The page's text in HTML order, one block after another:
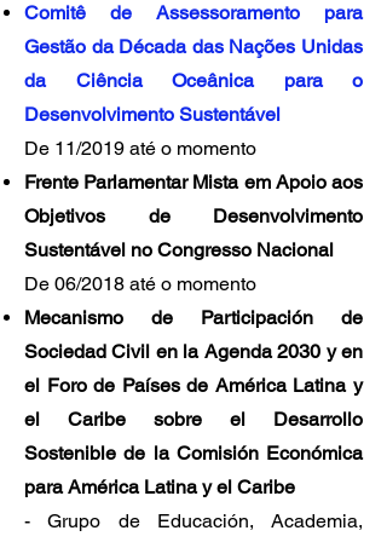
Comitê de Assessoramento para
Gestão da Década das Nações Unidas
da Ciência Oceânica para o
Desenvolvimento Sustentável
De 11/2019 até o momento
Frente Parlamentar Mista em Apoio aos
Objetivos de Desenvolvimento
Sustentável no Congresso Nacional
De 06/2018 até o momento
Mecanismo de Participación de
Sociedad Civil en la Agenda 2030 y en
el Foro de Países de América Latina y
el Caribe sobre el Desarrollo
Sostenible de la Comisión Económica
para América Latina y el Caribe
- Grupo de Educación, Academia,